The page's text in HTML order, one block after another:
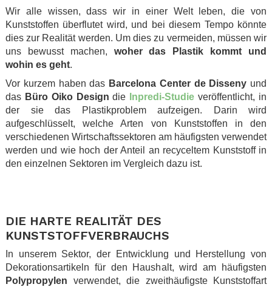
Wir alle wissen, dass wir in einer Welt leben, die von
Kunststoffen überflutet wird, und bei diesem Tempo könnte
dies zur Realität werden. Um dies zu vermeiden, müssen wir
uns bewusst machen, woher das Plastik kommt und
wohin es geht.
Vor kurzem haben das Barcelona Center de Disseny und
das Büro Oiko Design die Inpredi-Studie veröffentlicht, in
der sie das Plastikproblem aufzeigen. Darin wird
aufgeschlüsselt, welche Arten von Kunststoffen in den
verschiedenen Wirtschaftssektoren am häufigsten verwendet
werden und wie hoch der Anteil an recyceltem Kunststoff in
den einzelnen Sektoren im Vergleich dazu ist.
DIE HARTE REALITÄT DES
KUNSTSTOFFVERBRAUCHS
In unserem Sektor, der Entwicklung und Herstellung von
Dekorationsartikeln für den Haushalt, wird am häufigsten
Polypropylen verwendet, die zweithäufigste Kunststoffart